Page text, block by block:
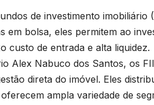
de investimento imobiliário
em bolsa, eles permitem ao
custo de entrada e alta liquidez.
Alex Nabuco dos Santos, os
direta do imóvel. Eles
ampla variedade de